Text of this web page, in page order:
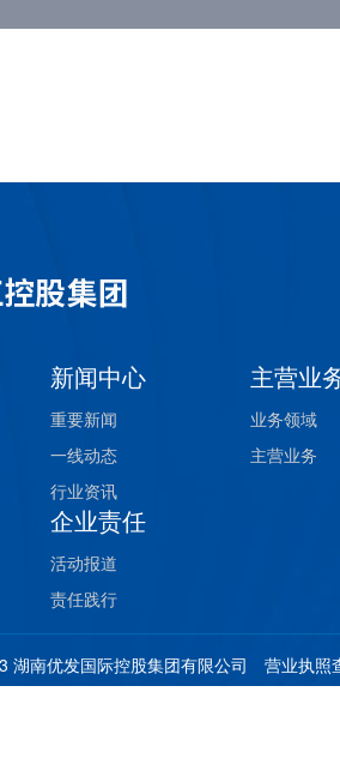
新闻中心
重要新闻
一线动态
行业资讯
主营业
业务领域
主营业务
企业责任
活动报道
责任践行
发国际控股集团有限公司 营业执照